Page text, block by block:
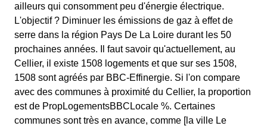
ailleurs qui consomment peu d'énergie électrique.
L'objectif ? Diminuer les émissions de gaz à effet de
serre dans la région Pays De La Loire durant les 50
prochaines années. Il faut savoir qu'actuellement, au
Cellier, il existe 1508 logements et que sur ses 1508,
1508 sont agréés par BBC-Effinergie. Si l'on compare
avec des communes à proximité du Cellier, la proportion
est de PropLogementsBBCLocale %. Certaines
communes sont très en avance, comme [la ville Le